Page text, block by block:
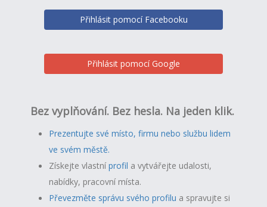
Přihlásit pomocí Facebooku
Přihlásit pomocí Google
Bez vyplňování. Bez hesla. Na jeden klik.
Prezentujte své místo, firmu nebo službu lidem
ve svém městě.
Získejte vlastníprofil a vytvářejte udalosti,
nabídky, pracovní místa.
Převezměte správu svého profilu a spravujte si